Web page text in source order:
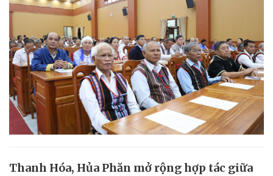
Thanh Hóa, Hủa Phăn mở rộng hợp tác giữa